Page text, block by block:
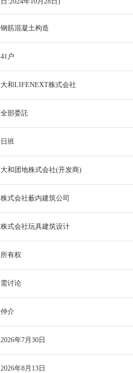
钢筋混凝土构造
41户
大和LIFENEXT株式会社
全部委託
日班
大和团地株式会社(开发商)
株式会社薮内建筑公司
株式会社玩具建筑设计
所有权
需讨论
仲介
2026年7月30日
2026年8月13日